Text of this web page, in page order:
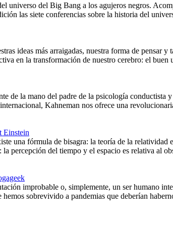
universo del Big Bang a los agujeros negros.
las siete conferencias sobre la historia del
ideas más arraigadas, nuestra forma de pensar
en la transformación de nuestro cerebro: el buen
de la mano del padre de la psicología conductista
Kahneman nos ofrece una
Einstein
una fórmula de bisagra: la teoría de la
percepción del tiempo y el espacio es relativa al
improbable o, simplemente, un ser humano
sobrevivido a pandemias que deberían